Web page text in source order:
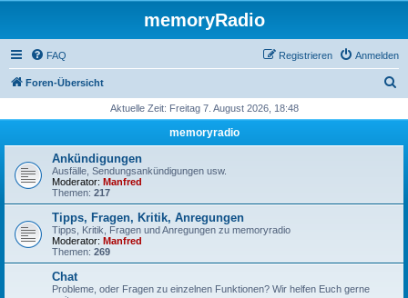
memoryRadio
FAQ Anmelden
Registrieren
Foren-Übersicht
h
Aktuelle Zeit: Freitag 7. August 2026, 18:48
memoryradio
Ankündigungen
Ausfälle, Sendungsankündigungen usw.
Moderator: Manfred
Themen: 217
Tipps, Fragen, Kritik, Anregungen
Tipps, Kritik, Fragen und Anregungen zu memoryradio
Moderator: Manfred
Themen: 269
Chat
Probleme, oder Fragen zu einzelnen Funktionen? Wir helfen Euch gerne